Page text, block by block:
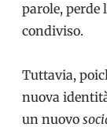
parole, perde
condiviso.
Tuttavia,
nuova
un nuovo